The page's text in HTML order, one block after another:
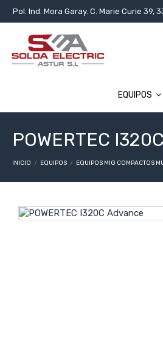
Pol. Ind. Mora Garay. C. Marie Curie 39,
EQUIPOS
POWERTEC
INICIO EQUIPOS EQUIPOS MIG COMPACTOS